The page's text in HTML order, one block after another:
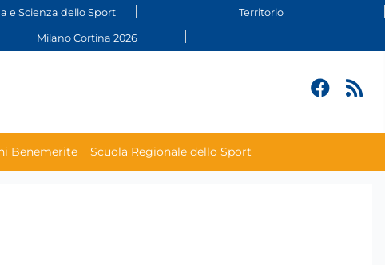
e Scienza dello Sport Territorio
Milano Cortina 2026
Benemerite Scuola Regionale dello Sport